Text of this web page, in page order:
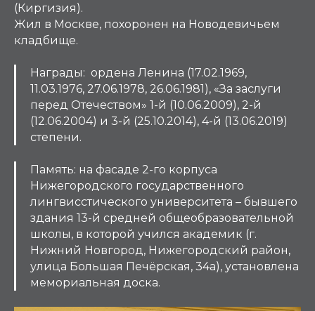
(Киргизия).
Жил в Москве, похоронен на Новодевичьем
кладбище.
Награды: ордена Ленина (17.02.1969,
11.03.1976, 27.06.1978, 26.06.1981), «За заслуги
перед Отечеством» 1-й (10.06.2009), 2-й
(12.06.2004) и 3-й (25.10.2014), 4-й (13.06.2019)
степени.
Память: на фасаде 2-го корпуса
Нижегородского государственного
лингвисстического университета – бывшего
здания 13-й средней общеобразовательной
школы, в которой учился академик (г.
Нижний Новгород, Нижегородский район,
улица Большая Печёрская, 34а), установлена
мемориальная доска.